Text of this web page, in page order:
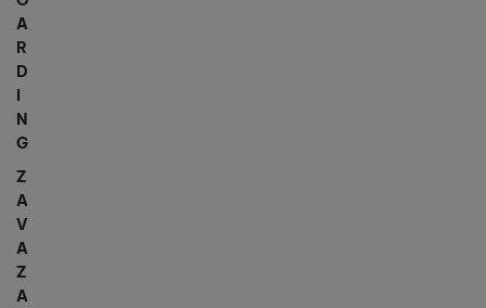
A
R
D
N
G
Z
A
V
A
Z
A